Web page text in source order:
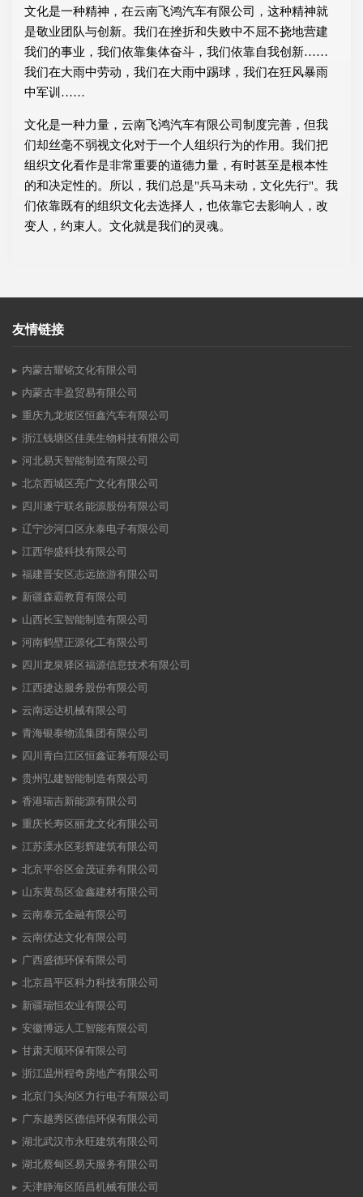
文化是一种精神，在云南飞鸿汽车有限公司，这种精神就
是敬业团队与创新。我们在挫折和失败中不屈不挠地营建
我们的事业，我们依靠集体奋斗，我们依靠自我创新……
我们在大雨中劳动，我们在大雨中踢球，我们在狂风暴雨
中军训……
文化是一种力量，云南飞鸿汽车有限公司制度完善，但我
们却丝毫不弱视文化对于一个人组织行为的作用。我们把
组织文化看作是非常重要的道德力量，有时甚至是根本性
的和决定性的。所以，我们总是"兵马未动，文化先行"。我
们依靠既有的组织文化去选择人，也依靠它去影响人，改
变人，约束人。文化就是我们的灵魂。
友情链接
内蒙古耀铭文化有限公司
内蒙古丰盈贸易有限公司
重庆九龙坡区恒鑫汽车有限公司
浙江钱塘区佳美生物科技有限公司
河北易天智能制造有限公司
北京西城区亮广文化有限公司
四川遂宁联名能源股份有限公司
辽宁沙河口区永泰电子有限公司
江西华盛科技有限公司
福建晋安区志远旅游有限公司
新疆森霸教育有限公司
山西长宝智能制造有限公司
河南鹤壁正源化工有限公司
四川龙泉驿区福源信息技术有限公司
江西捷达服务股份有限公司
云南远达机械有限公司
青海银泰物流集团有限公司
四川青白江区恒鑫证券有限公司
贵州弘建智能制造有限公司
香港瑞吉新能源有限公司
重庆长寿区丽龙文化有限公司
江苏溧水区彩辉建筑有限公司
北京平谷区金茂证券有限公司
山东黄岛区金鑫建材有限公司
云南泰元金融有限公司
云南优达文化有限公司
广西盛德环保有限公司
北京昌平区科力科技有限公司
新疆瑞恒农业有限公司
安徽博远人工智能有限公司
甘肃天顺环保有限公司
浙江温州程奇房地产有限公司
北京门头沟区力行电子有限公司
广东越秀区德信环保有限公司
湖北武汉市永旺建筑有限公司
湖北蔡甸区易天服务有限公司
天津静海区陌昌机械有限公司